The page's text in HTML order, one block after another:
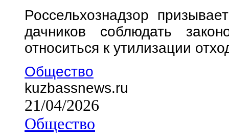
Россельхознадзор
дачников соблюдать
относиться к утилизации
Общество
kuzbassnews.ru
21/04/2026
Общество